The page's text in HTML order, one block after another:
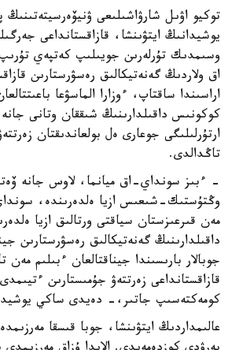
توكيو اۋىل شارۋاشىلىعى
يوشيدانىڭ ايتۋىنشا، قازاقستانداعى
وسىمدىك تۇرلەرىن جويىلىپ كەتپەي
اق ولاردىڭ گەنەتيكالىق رەسۋرستارىن
اراسىندا ساقتاپ، ءوزارا الماسۋعا
كوكونىس داقىلدارىنىڭ شىققان وتانى جانە
ارتۇرلىلىگى جوعارى ەل بولعاندىقتان
تاڭدالدى.
- ءبىز سونداي-اق ميانما، لاوس جانە
وڭتۇستىك-شىعىس ازيا ەلدەرىندە،
مەن قىرعىزستان سياقتى ورتالىق ازيا
داقىلدارىنىڭ گەنەتيكالىق رەسۋرستارىن
جوبالار بارىسىندا جيناقتالعان ءبىلىم مەن
قازاقستانداعى زەرتتەۋ جۇمىستارىن
كومەكتەسىپ جاتىر،- دەيدى ساكي
عالىمداردىڭ ايتۋىنشا، جوبا قىسقا